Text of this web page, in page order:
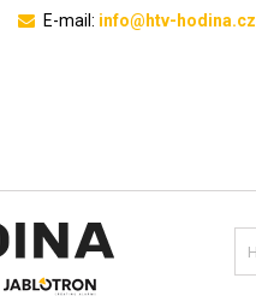
E-mail: info@htv-hodina.cz